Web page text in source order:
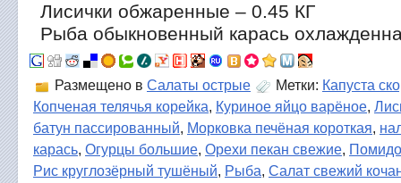
Лисички обжаренные – 0.45 КГ
Рыба обыкновенный карась
Размещено в Салаты острые Метки: Капуста
Копченая телячья корейка, Куриное яйцо варёное,
батун пассированный, Морковка печёная короткая,
карась, Огурцы большие, Орехи пекан свежие,
Рис круглозёрный тушёный, Рыба, Салат свежий